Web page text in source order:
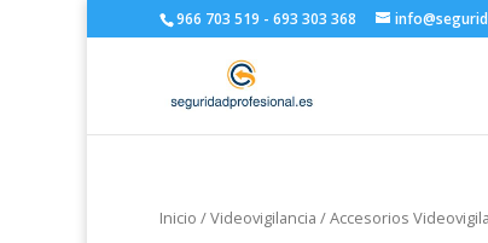
966 703 519 - 693 303 368
Inicio /Videovigilancia /Accesorios